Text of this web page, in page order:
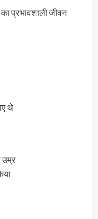
प्रभावशाली जीवन
थे
उम्र